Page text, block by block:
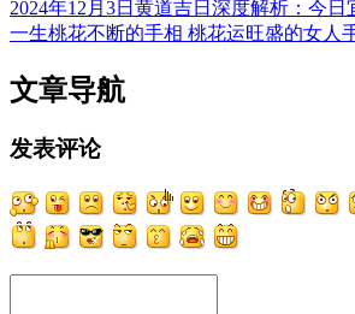
2024年12月3日黄道吉日深度解析：今日
一生桃花不断的手相 桃花运旺盛的女人
文章导航
发表评论